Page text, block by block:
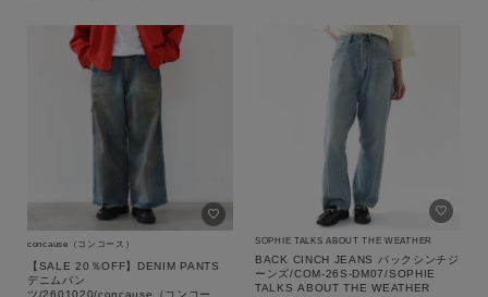
KIDS
concause（コンコース）
【SALE 20％OFF】DENIM PANTS
デニムパン
ツ/2601020/concause（コンコー
SOPHIE TALKS ABOUT THE WEATHER
BACK CINCH JEANS バックシンチジ
ーンズ/COM-26S-DM07/SOPHIE
TALKS ABOUT THE WEATHER